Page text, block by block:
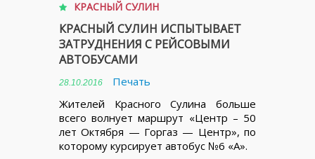
КРАСНЫЙ СУЛИН
КРАСНЫЙ СУЛИН ИСПЫТЫВАЕТ
ЗАТРУДНЕНИЯ С РЕЙСОВЫМИ
АВТОБУСАМИ
28.10.2016
Печать
Жителей Красного Сулина больше
всего волнует маршрут «Центр – 50
лет Октября — Горгаз — Центр», по
которому курсирует автобус №6 «А».